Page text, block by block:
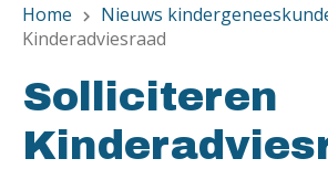
Home chevron_right Nieuws
Kinderadviesraad
Solliciteren